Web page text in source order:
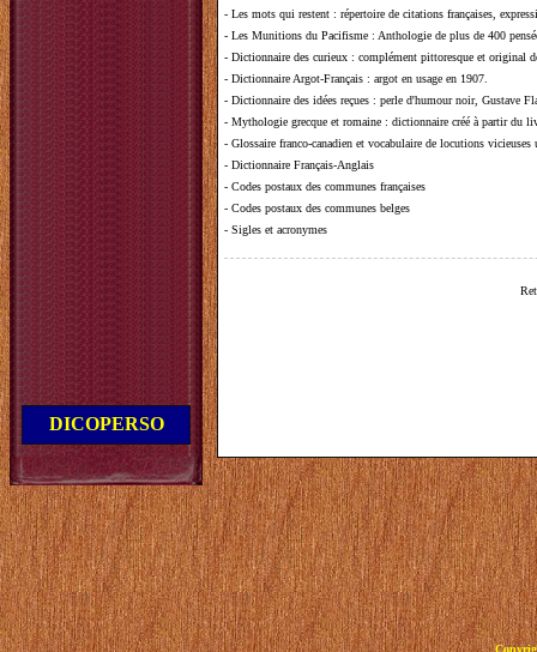
DICOPERSO
- Les mots qui restent : répertoire de citations françaises,
- Les Munitions du Pacifisme : Anthologie de plus de 400
- Dictionnaire des curieux : complément pittoresque et original
- Dictionnaire Argot-Français : argot en usage en 1907.
- Dictionnaire des idées reçues : perle d'humour noir, Gustave
- Mythologie grecque et romaine : dictionnaire créé à partir du
- Glossaire franco-canadien et vocabulaire de locutions vicieuses
- Dictionnaire Français-Anglais
- Codes postaux des communes françaises
- Codes postaux des communes belges
- Sigles et acronymes